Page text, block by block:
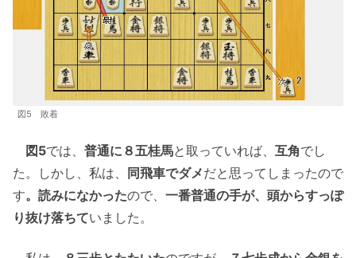
図5 敗着
図5では、 普通に８五桂馬と取っていれば、 互角でし
た。しかし、私は、
同飛車でダメだと思ってしまったので
す。読みになかったので、 一番普通の手が、頭からすっぽ
り抜け落ちていました。